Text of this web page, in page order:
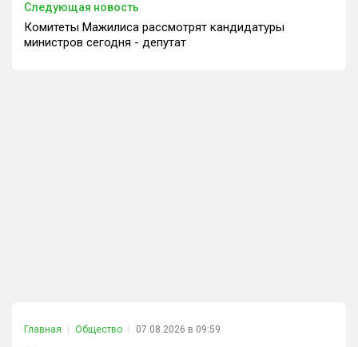
Следующая новость
Комитеты Мажилиса рассмотрят кандидатуры
министров сегодня - депутат
Главная Общество 07.08.2026 в 09:59